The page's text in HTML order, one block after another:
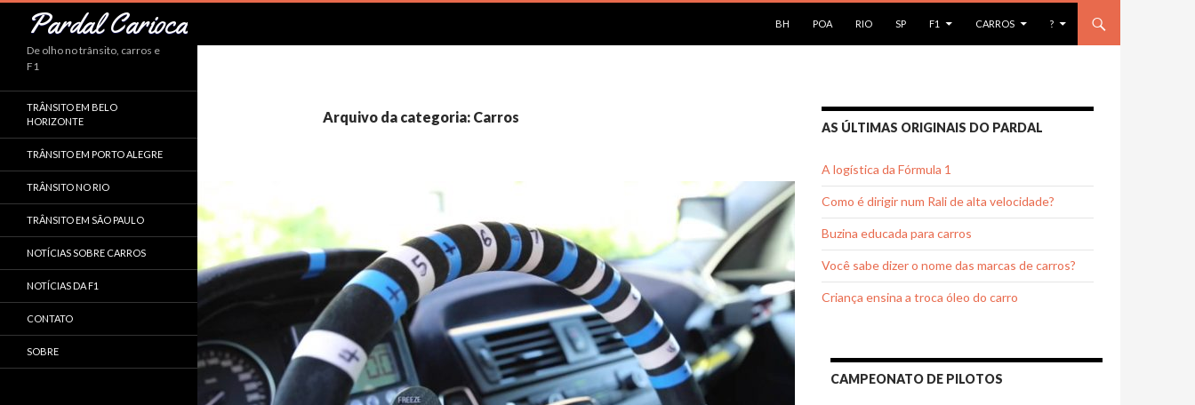
Pardal Carioca
Pesquisar
BH
POA RIO SP F1 CARROS ?
Arquivo da categoria: Carros
AS ÚLTIMAS ORIGINAIS DO PARDAL
A logística da Fórmula 1
Como é dirigir num Rali de alta velocidade?
Buzina educada para carros
Você sabe dizer o nome das marcas de carros?
Criança ensina a troca óleo do carro
CAMPEONATO DE PILOTOS
De olho no trânsito, carros e
F1
TRÂNSITO EM BELO
HORIZONTE
TRÂNSITO EM PORTO ALEGRE
TRÂNSITO NO RIO
TRÂNSITO EM SÃO PAULO
NOTÍCIAS SOBRE CARROS
NOTÍCIAS DA F1
CONTATO
SOBRE